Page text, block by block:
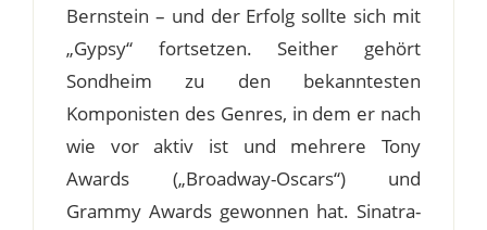
Bernstein – und der Erfolg sollte sich mit
„Gypsy“ fortsetzen. Seither gehört
Sondheim zu den bekanntesten
Komponisten des Genres, in dem er nach
wie vor aktiv ist und mehrere Tony
Awards („Broadway-Oscars“) und
Grammy Awards gewonnen hat. Sinatra-